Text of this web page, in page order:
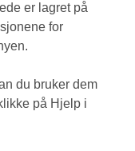
er lagret på
for
du bruker dem
på Hjelp i